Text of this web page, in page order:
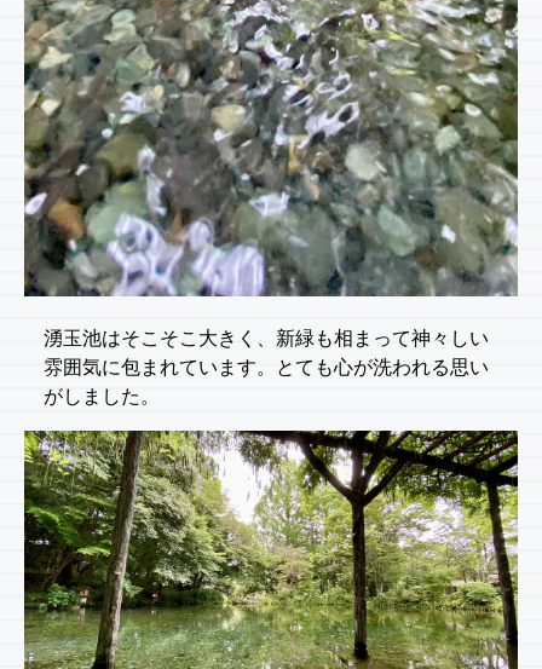
湧玉池はそこそこ大きく、新緑も相まって神々しい
雰囲気に包まれています。とても心が洗われる思い
がしました。